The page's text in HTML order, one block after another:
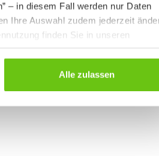
– in diesem Fall werden nur Daten
Ihre Auswahl zudem jederzeit
finden Sie in unseren
Alle zulassen